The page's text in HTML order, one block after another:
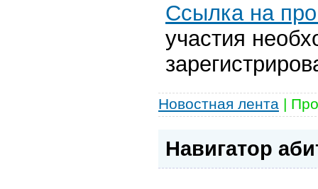
Ссылка на
участия
Новостная лента |
Навигатор